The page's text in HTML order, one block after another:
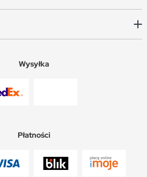
Wysyłka
Płatności